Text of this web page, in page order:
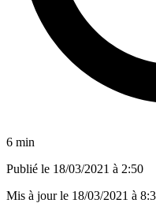
6 min
Publié le 18/03/2021 à 2:50
Mis à jour le 18/03/2021 à